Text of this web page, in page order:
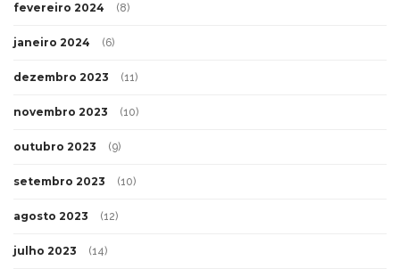
fevereiro 2024 (8)
janeiro 2024 (6)
dezembro 2023 (11)
novembro 2023 (10)
outubro 2023 (9)
setembro 2023 (10)
agosto 2023 (12)
julho 2023 (14)